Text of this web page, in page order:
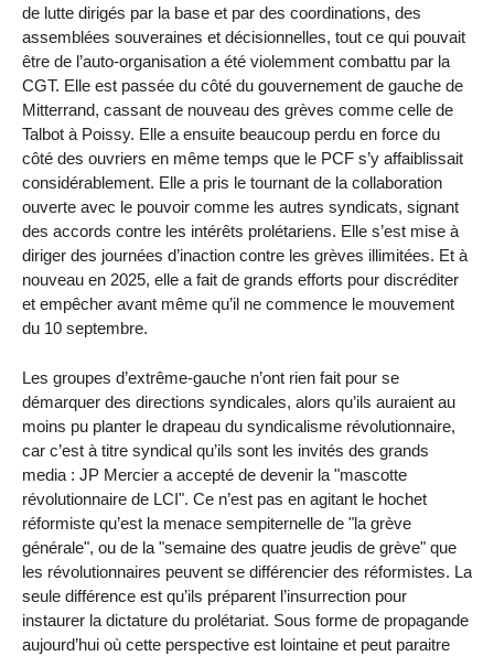
de lutte dirigés par la base et par des coordinations, des
assemblées souveraines et décisionnelles, tout ce qui pouvait
être de l’auto-organisation a été violemment combattu par la
CGT. Elle est passée du côté du gouvernement de gauche de
Mitterrand, cassant de nouveau des grèves comme celle de
Talbot à Poissy. Elle a ensuite beaucoup perdu en force du
côté des ouvriers en même temps que le PCF s’y affaiblissait
considérablement. Elle a pris le tournant de la collaboration
ouverte avec le pouvoir comme les autres syndicats, signant
des accords contre les intérêts prolétariens. Elle s’est mise à
diriger des journées d’inaction contre les grèves illimitées. Et à
nouveau en 2025, elle a fait de grands efforts pour discréditer
et empêcher avant même qu’il ne commence le mouvement
du 10 septembre.
Les groupes d’extrême-gauche n’ont rien fait pour se
démarquer des directions syndicales, alors qu’ils auraient au
moins pu planter le drapeau du syndicalisme révolutionnaire,
car c’est à titre syndical qu’ils sont les invités des grands
media : JP Mercier a accepté de devenir la "mascotte
révolutionnaire de LCI". Ce n’est pas en agitant le hochet
réformiste qu’est la menace sempiternelle de "la grève
générale", ou de la "semaine des quatre jeudis de grève" que
les révolutionnaires peuvent se différencier des réformistes. La
seule différence est qu’ils préparent l’insurrection pour
instaurer la dictature du prolétariat. Sous forme de propagande
aujourd’hui où cette perspective est lointaine et peut paraitre